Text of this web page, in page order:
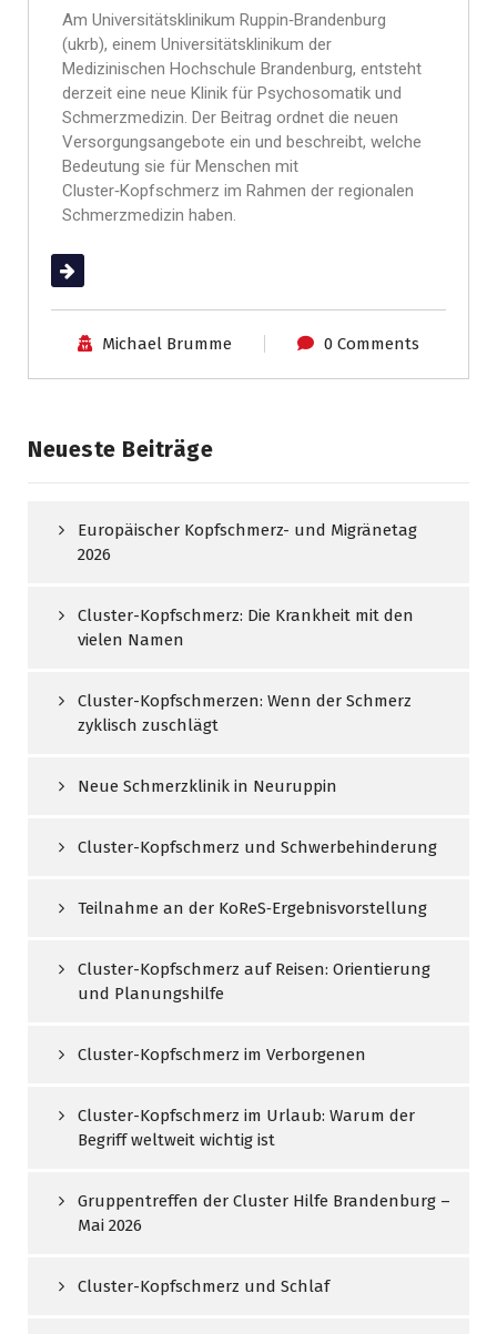
Am Universitätsklinikum Ruppin‑Brandenburg
(ukrb), einem Universitätsklinikum der
Medizinischen Hochschule Brandenburg, entsteht
derzeit eine neue Klinik für Psychosomatik und
Schmerzmedizin. Der Beitrag ordnet die neuen
Versorgungsangebote ein und beschreibt, welche
Bedeutung sie für Menschen mit
Cluster‑Kopfschmerz im Rahmen der regionalen
Schmerzmedizin haben.
(mehr …)
Michael Brumme 0 Comments
Neueste Beiträge
Europäischer Kopfschmerz- und Migränetag
2026
Cluster-Kopfschmerz: Die Krankheit mit den
vielen Namen
Cluster-Kopfschmerzen: Wenn der Schmerz
zyklisch zuschlägt
Neue Schmerzklinik in Neuruppin
Cluster-Kopfschmerz und Schwerbehinderung
Teilnahme an der KoReS‑Ergebnisvorstellung
Cluster-Kopfschmerz auf Reisen: Orientierung
und Planungshilfe
Cluster-Kopfschmerz im Verborgenen
Cluster-Kopfschmerz im Urlaub: Warum der
Begriff weltweit wichtig ist
Gruppentreffen der Cluster Hilfe Brandenburg –
Mai 2026
Cluster-Kopfschmerz und Schlaf